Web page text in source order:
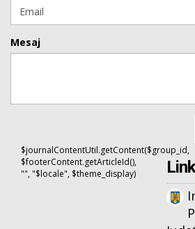
Mesaj
$journalContentUtil.getContent($group_id,
$footerContent.getArticleId(),
"", "$locale", $theme_display)